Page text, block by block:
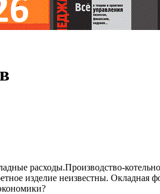
расходы.Производство-
изделие неизвестны.